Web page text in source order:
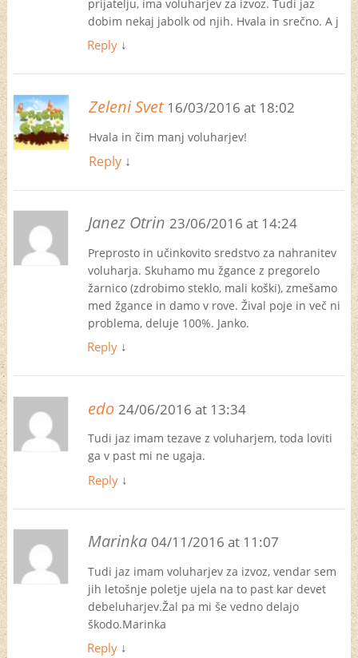
prijatelju, ima voluharjev za izvoz. Tudi jaz
dobim nekaj jabolk od njih. Hvala in srečno. A j
Reply ↓
Zeleni Svet 16/03/2016 at 18:02
Hvala in čim manj voluharjev!
Reply ↓
Janez Otrin23/06/2016 at 14:24
Preprosto in učinkovito sredstvo za nahranitev
voluharja. Skuhamo mu žgance z pregorelo
žarnico (zdrobimo steklo, mali koški), zmešamo
med žgance in damo v rove. Žival poje in več ni
problema, deluje 100%. Janko.
Reply ↓
edo 24/06/2016 at 13:34
Tudi jaz imam tezave z voluharjem, toda loviti
ga v past mi ne ugaja.
Reply ↓
Marinka 04/11/2016 at 11:07
Tudi jaz imam voluharjev za izvoz, vendar sem
jih letošnje poletje ujela na to past kar devet
debeluharjev.Žal pa mi še vedno delajo
škodo.Marinka
Reply ↓